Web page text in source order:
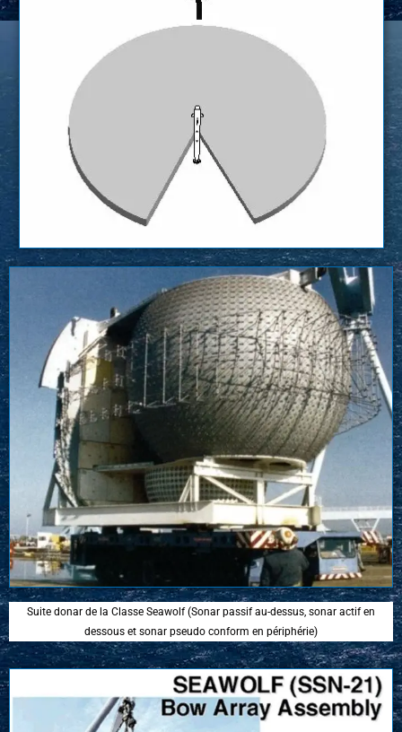
Suite donar de la Classe Seawolf (Sonar passif au-dessus, sonar actif en
dessous et sonar pseudo conform en périphérie)